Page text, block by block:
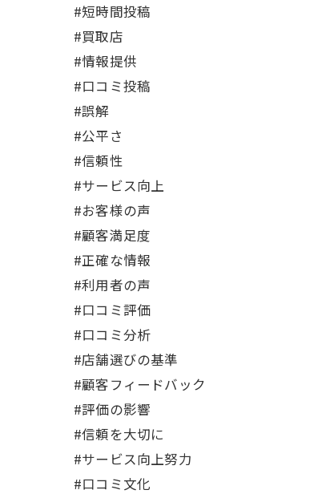
#短時間投稿
#買取店
#情報提供
#口コミ投稿
#誤解
#公平さ
#信頼性
#サービス向上
#お客様の声
#顧客満足度
#正確な情報
#利用者の声
#口コミ評価
#口コミ分析
#店舗選びの基準
#顧客フィードバック
#評価の影響
#信頼を大切に
#サービス向上努力
#口コミ文化